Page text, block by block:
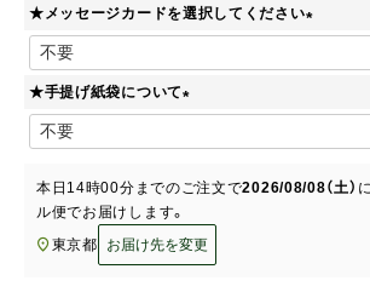
須
)
★メッセージカードを選択してください
必
)
★手提げ紙袋について
必
)
本日 14時00分 までのご注文で2026/08/08（土）
ル便でお届けします。
東京都
お届け先を変更